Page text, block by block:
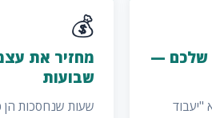
שלכם —
"יעבוד
💰
שבועות
שעות שנחסכות הן